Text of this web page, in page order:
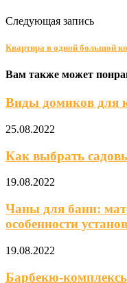
Следующая запись
Квартира в одной большой
Вам также может
Виды домиков для
25.08.2022
Как выбрать
19.08.2022
Чаны для бани:
особенности
19.08.2022
Барбекю-